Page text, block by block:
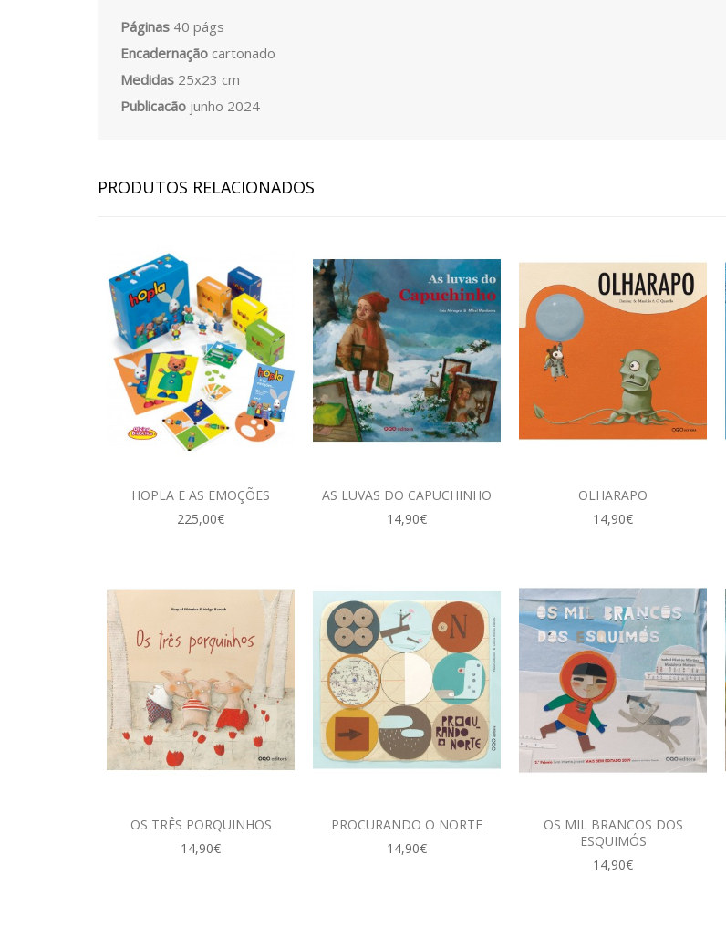
Páginas 40 págs
Encadernação cartonado
Medidas 25x23 cm
Publicacão junho 2024
PRODUTOS RELACIONADOS
HOPLA E AS EMOÇÕES
225,00€
AS LUVAS DO CAPUCHINHO
14,90€
OLHARAPO
14,90€
OS TRÊS PORQUINHOS
14,90€
PROCURANDO O NORTE
14,90€
OS MIL BRANCOS DOS
ESQUIMÓS
14,90€